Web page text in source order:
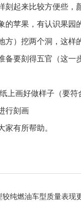
刻起来比较方便些
的苹果，有认识果
方）挖两个洞，这
要刻得五官（这
上画好做样子（要
行刻画
有所帮助。
纯燃油车型质量表现